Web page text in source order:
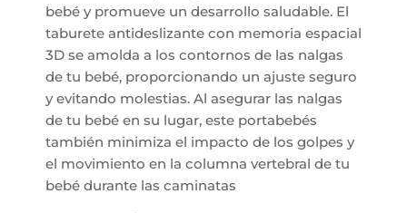
bebé y promueve un desarrollo saludable. El
taburete antideslizante con memoria espacial
3D se amolda a los contornos de las nalgas
de tu bebé, proporcionando un ajuste seguro
y evitando molestias. Al asegurar las nalgas
de tu bebé en su lugar, este portabebés
también minimiza el impacto de los golpes y
el movimiento en la columna vertebral de tu
bebé durante las caminatas